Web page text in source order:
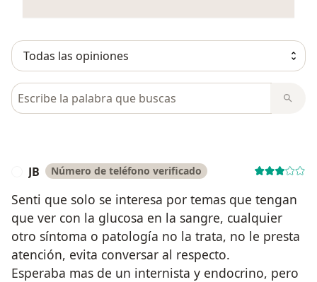
Busca en opiniones
JB Número de teléfono verificado
Senti que solo se interesa por temas que tengan
que ver con la glucosa en la sangre, cualquier
otro síntoma o patología no la trata, no le presta
atención, evita conversar al respecto.
Esperaba mas de un internista y endocrino, pero